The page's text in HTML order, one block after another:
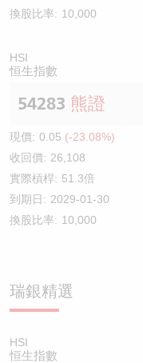
換股比率: 10,000
HSI
恒生指數
54283 熊證
現價: 0.05 (-23.08%)
收回價: 26,108
實際槓桿: 51.3倍
到期日: 2029-01-30
換股比率: 10,000
瑞銀精選
HSI
恒生指數